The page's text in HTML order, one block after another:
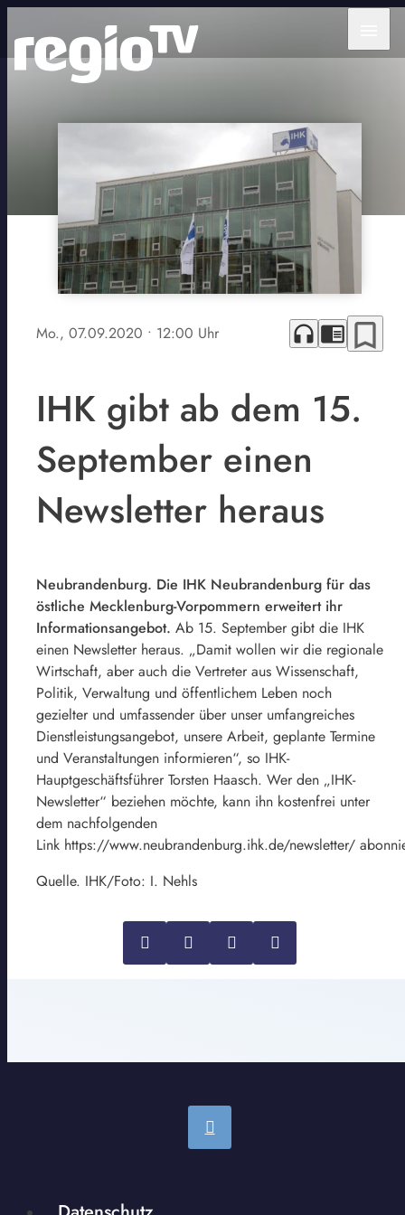
Mo., 07.09.2020 • 12:00 Uhr headphones chrome_reader_mode bookmark_border
IHK gibt ab dem 15.
September einen
Newsletter heraus
Neubrandenburg. Die IHK Neubrandenburg für das
östliche Mecklenburg-Vorpommern erweitert ihr
Informationsangebot. Ab 15. September gibt die IHK
einen Newsletter heraus. „Damit wollen wir die regionale
Wirtschaft, aber auch die Vertreter aus Wissenschaft,
Politik, Verwaltung und öffentlichem Leben noch
gezielter und umfassender über unser umfangreiches
Dienstleistungsangebot, unsere Arbeit, geplante Termine
und Veranstaltungen informieren“, so IHK-
Hauptgeschäftsführer Torsten Haasch. Wer den „IHK-
Newsletter“ beziehen möchte, kann ihn kostenfrei unter
dem nachfolgenden
Link https://www.neubrandenburg.ihk.de/newsletter/
Quelle. IHK/Foto: I. Nehls